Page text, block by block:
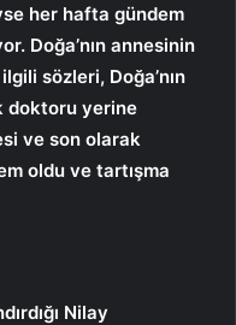
her hafta gündem
Doğa’nın annesinin
sözleri, Doğa’nın
doktoru yerine
ve son olarak
oldu ve tartışma
Nilay